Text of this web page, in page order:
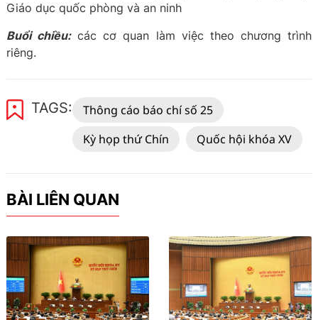
Giáo dục quốc phòng và an ninh
Buổi chiều:các cơ quan làm việc theo chương trình
riêng.
TAGS:
Thông cáo báo chí số 25
Kỳ họp thứ Chín
Quốc hội khóa XV
BÀI LIÊN QUAN